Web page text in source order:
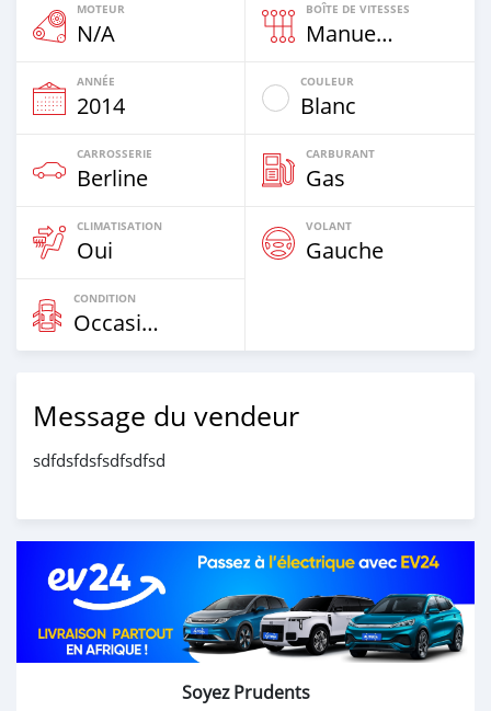
MOTEUR
N/A
BOÎTE DE VITESSES
Manuelle
ANNÉE
2014
COULEUR
Blanc
CARROSSERIE
Berline
CARBURANT
Gas
CLIMATISATION
Oui
VOLANT
Gauche
CONDITION
Occasion
Message du vendeur
sdfdsfdsfsdfsdfsd
Soyez Prudents